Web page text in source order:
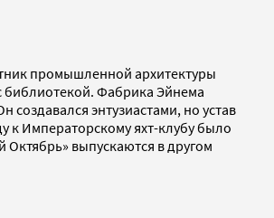
промышленной архитектуры
библиотекой. Фабрика Эйнема
энтузиастами, но устав
к Императорскому яхт-клубу было
выпускаются в другом